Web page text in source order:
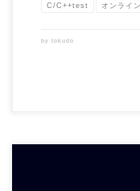
C/C++test オンライ
by tokudo